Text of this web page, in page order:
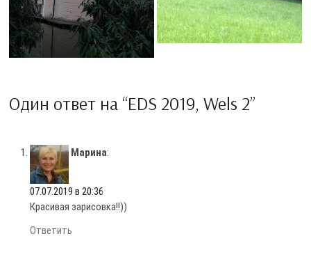
Один ответ на “EDS 2019, Wels 2”
Марина:
07.07.2019 в 20:36
Красивая зарисовка!!))
Ответить